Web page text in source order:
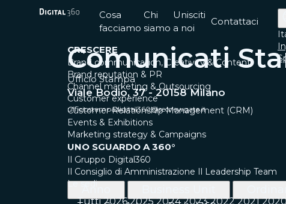
Cosa
facciamo
Chi
siamo
Unisciti
a noi
Contattaci
CRESCERE
Brand communication, Creativity & Content
Brand reputation & PR
Channel marketing & Outsourcing
Customer experience
Customer Relationship Management (CRM)
Events & Exhibitions
Marketing strategy & Campaigns
UNO SGUARDO A 360°
Il Gruppo Digital360
Il Consiglio di Amministrazione Il Leadership Team
Le sedi
Comunicati
Ufficio Stampa
Viale Bodio, 37 - 20158 Milano
ufficiostampadigital360@secnewgate.it
Tutti 2026 2025 2024 2023 2022 2021